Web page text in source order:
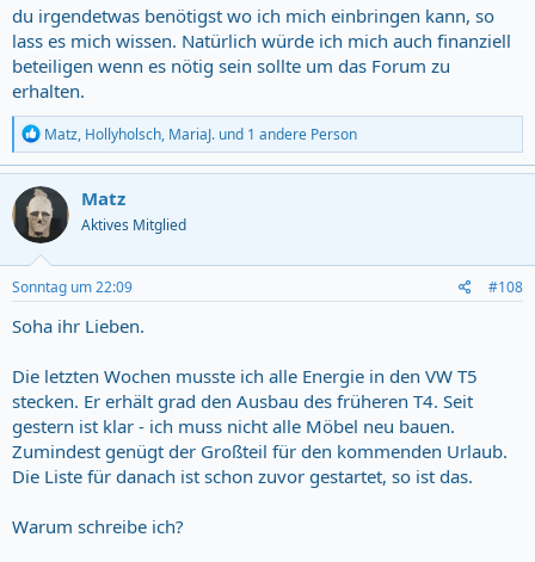
Warum schreibe ich das, warum rufe ich dazu auf?
Sardinien hat mich seit vielen Jahren.
Ich bin Punk, Gruftie, IT-Mensch, Tischler, Pädagoge (für
Erwachsene).
(ausgenommen den Ratenfängergang der AFD!)
Ich mag die Mentalität der Sarden - bis auf den kirchlichen Kram.
Ich weiß, Sardinien wird gebeutelt - schon immer, aber auch schon
immer sokratisch ertragen.
Ich möchte das Forum nicht vergangen wissen. Und ich glaube, es
sind hier genügend dabei, die unterstützen.
Ab dem 24.08. bis zum 11.09. werde ich auf Sardinien sein (plus über
Sylvster).
Wer seine Reiseplanung offen hat, ist eingeladen, diese nun zu
eine gute Idee findet, melde sich gern.
Punkt um, ob in Deutschland oder auf Sardinien: Lasst uns
zusammen finden und Ideen besprechen.
Lieber Peter und Frau (darf ich mal deinen Namen nenen?
), das
Treffen war großartig.
du irgendetwas benötigst wo ich mich einbringen kann, so
lass es mich wissen. Natürlich würde ich mich auch finanziell
beteiligen wenn es nötig sein sollte um das Forum zu
erhalten.
R
e
a
c
t
i
o
n
s
:
Matz, Hollyholsch, MariaJ. und 1 andere Person
Matz
Aktives Mitglied
Sonntag um 22:09 #108
Soha ihr Lieben.
Die letzten Wochen musste ich alle Energie in den VW T5
stecken. Er erhält grad den Ausbau des früheren T4. Seit
gestern ist klar - ich muss nicht alle Möbel neu bauen.
Zumindest genügt der Großteil für den kommenden Urlaub.
Die Liste für danach ist schon zuvor gestartet, so ist das.
Warum schreibe ich?